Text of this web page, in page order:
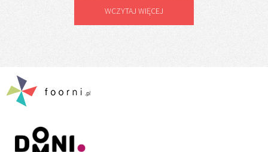
WCZYTAJ WIĘCEJ